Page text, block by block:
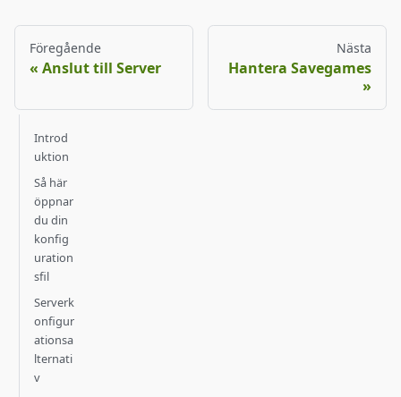
Föregående
Anslut till Server
Nästa
Hantera Savegames
Introd
uktion
Så här
öppnar
du din
konfig
uration
sfil
Serverk
onfigur
ationsa
lternati
v